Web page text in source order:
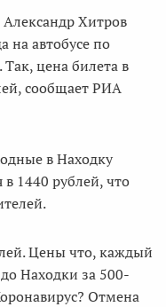
Хитров
на автобусе по
цена билета в
сообщает РИА
в Находку
1440 рублей, что
Цены что, каждый
Находки за 500-
Отмена